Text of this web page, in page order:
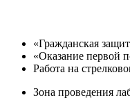
«Гражданская
«Оказание первой
Работа на
Зона проведения